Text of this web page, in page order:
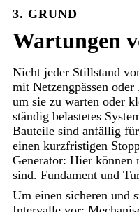
3. GRUND
Wartungen
Nicht jeder Stillstand
mit Netzengpässen
um sie zu warten oder
ständig belastetes
Bauteile sind anfällig
einen kurzfristigen
Generator: Hier können
sind. Fundament und
Um einen sicheren und